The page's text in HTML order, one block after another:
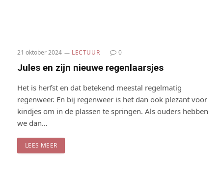
21 oktober 2024 LECTUUR 0
Jules en zijn nieuwe regenlaarsjes
Het is herfst en dat betekend meestal regelmatig
regenweer. En bij regenweer is het dan ook plezant voor
kindjes om in de plassen te springen. Als ouders hebben
we dan…
LEES MEER